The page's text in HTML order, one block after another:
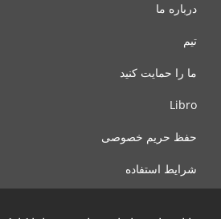
درباره ما
تیم
ما را حمایت کنید
Libro
حفظ حریم خصوصی
شرایط استفاده